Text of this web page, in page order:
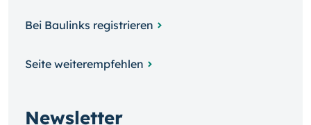
Bei Baulinks registrieren
Seite weiterempfehlen
Newsletter